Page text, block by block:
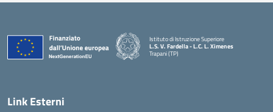
Istituto di Istruzione Superiore
L.S. V. Fardella - L.C. L. Ximenes
Trapani (TP)
Link Esterni